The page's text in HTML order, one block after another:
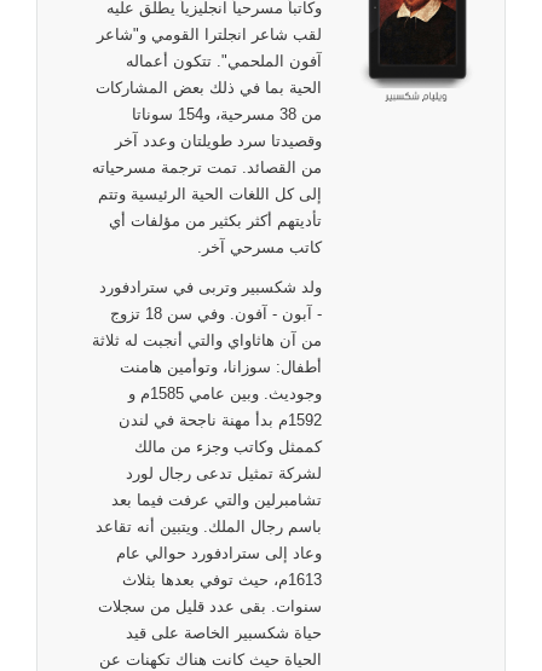
وكاتباً مسرحياً انجليزياً يطلق عليه
لقب شاعر انجلترا القومي و"شاعر
آفون الملحمي". تتكون أعماله
الحية بما في ذلك بعض المشاركات
من 38 مسرحية، و154 سوناتا
وقصيدتا سرد طويلتان وعدد آخر
من القصائد. تمت ترجمة مسرحياته
إلى كل اللغات الحية الرئيسية وتتم
تأديتهم أكثر بكثير من مؤلفات أي
كاتب مسرحي آخر.
ولد شكسبير وتربى في سترادفورد
- آبون - آفون. وفي سن 18 تزوج
من آن هاثاواي والتي أنجبت له ثلاثة
أطفال: سوزانا، وتوأمين هامنت
وجوديث. وبين عامي 1585م و
1592م بدأ مهنة ناجحة في لندن
كممثل وكاتب وجزء من مالك
لشركة تمثيل تدعى رجال لورد
تشامبرلين والتي عرفت فيما بعد
باسم رجال الملك. ويتبين أنه تقاعد
وعاد إلى سترادفورد حوالي عام
1613م، حيث توفي بعدها بثلاث
سنوات. بقى عدد قليل من سجلات
حياة شكسبير الخاصة على قيد
الحياة حيث كانت هناك تكهنات عن